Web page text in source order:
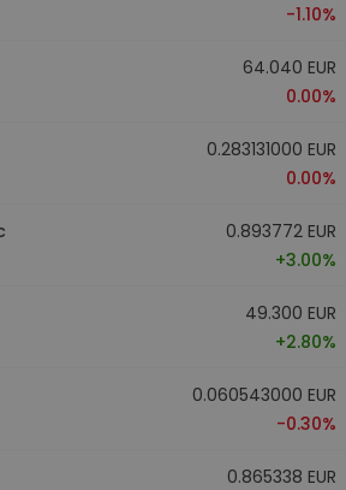
-1.10%
64.040 EUR
0.00%
0.283131000 EUR
0.00%
0.893772 EUR
+3.00%
49.300 EUR
+2.80%
0.060543000 EUR
-0.30%
0.865338 EUR